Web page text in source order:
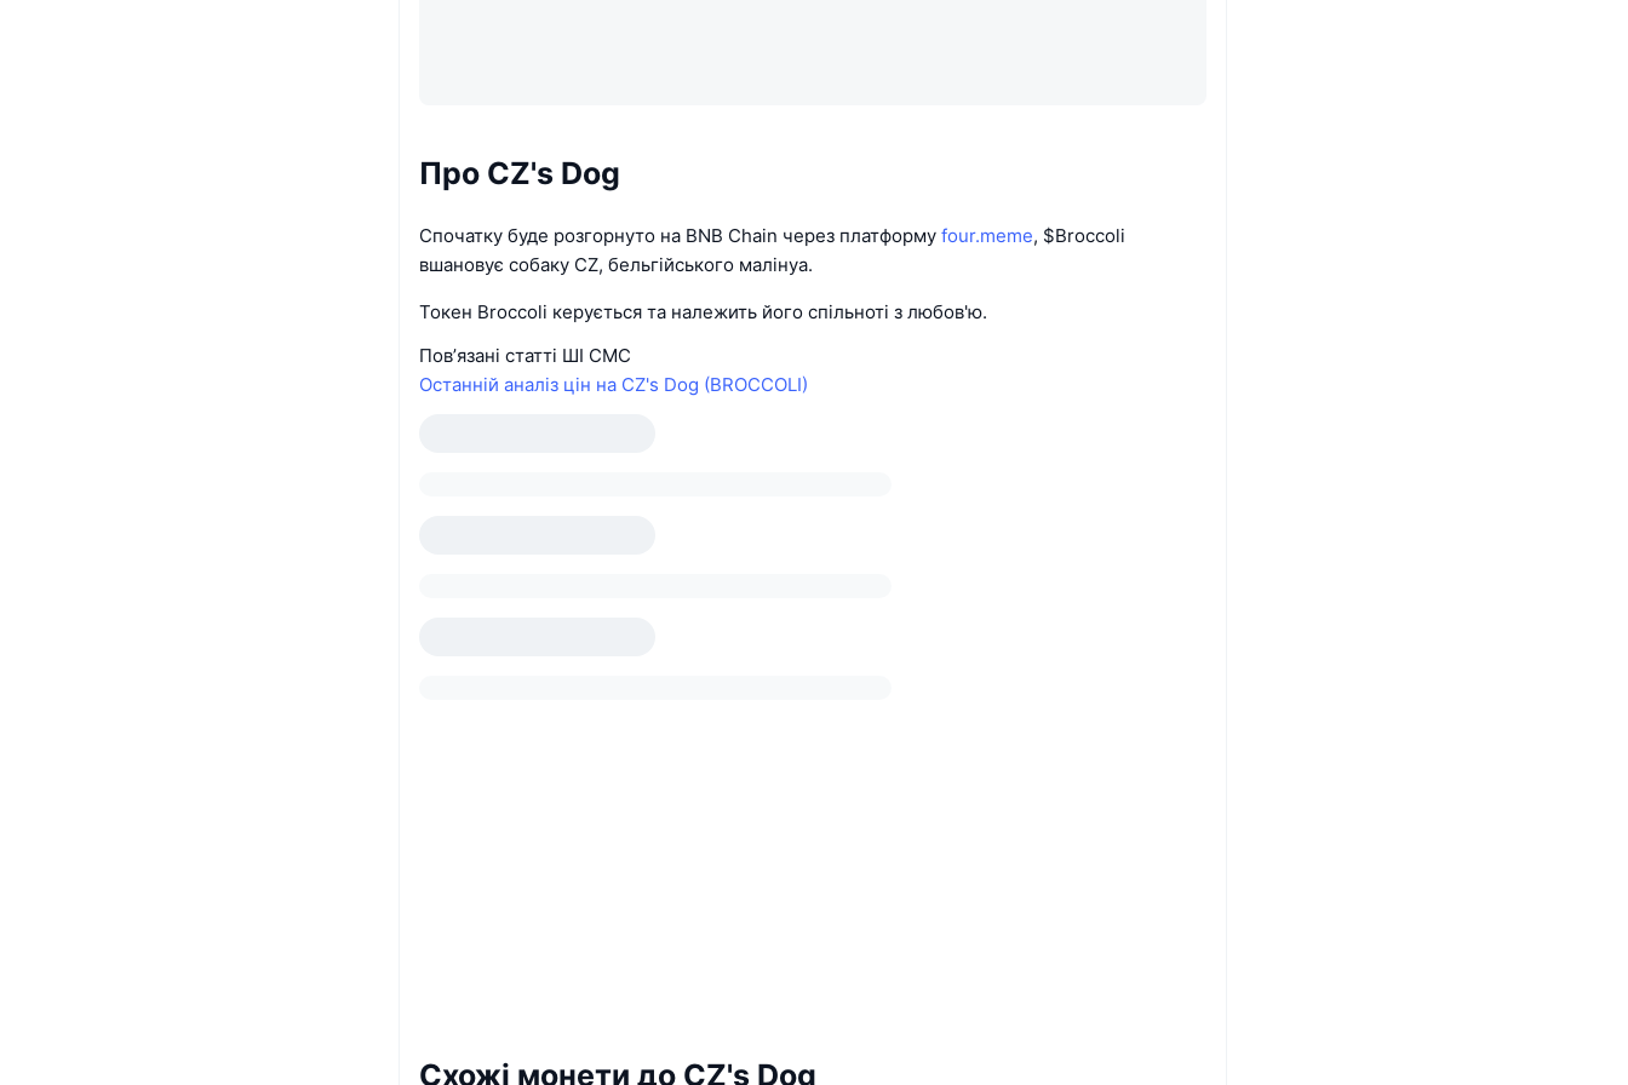
Про CZ's Dog
Спочатку буде розгорнуто на BNB Chain через платформу four.meme, $Broccoli
вшановує собаку CZ, бельгійського малінуа.
Токен Broccoli керується та належить його спільноті з любов'ю.
Пов’язані статті ШІ CMC
Останній аналіз цін на CZ's Dog (BROCCOLI)
Схожі монети до CZ's Dog